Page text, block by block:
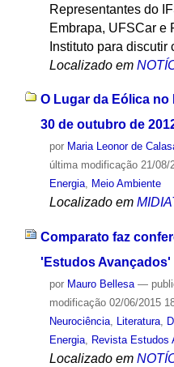
Representantes do
Embrapa, UFSCar e
Instituto para
Localizado em
O Lugar da Eólica
30 de outubro de
por Maria Leonor de
última modificação21/08/
Energia, Meio Ambiente
Localizado em
Comparato faz
'Estudos Avançados'
por Mauro Bellesa —
modificação02/06/2015
Neurociência, Literatura,
Energia, Revista Estudos
Localizado em